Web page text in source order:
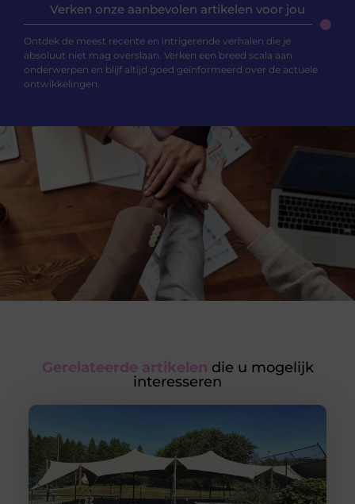
Verken onze aanbevolen artikelen voor jou
Ontdek de meest recente en intrigerende verhalen die je
absoluut niet mag overslaan. Verken een breed scala aan
onderwerpen en blijf altijd goed geïnformeerd over de actuele
ontwikkelingen.
Gerelateerde artikelen die u mogelijk
interesseren